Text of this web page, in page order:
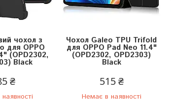
чохол з
для OPPO
(OPD2302,
Black
₴
Чохол Galeo TPU Trifold
для OPPO Pad Neo 11.4"
(OPD2302, OPD2303)
Black
515 ₴
Немає в наявності